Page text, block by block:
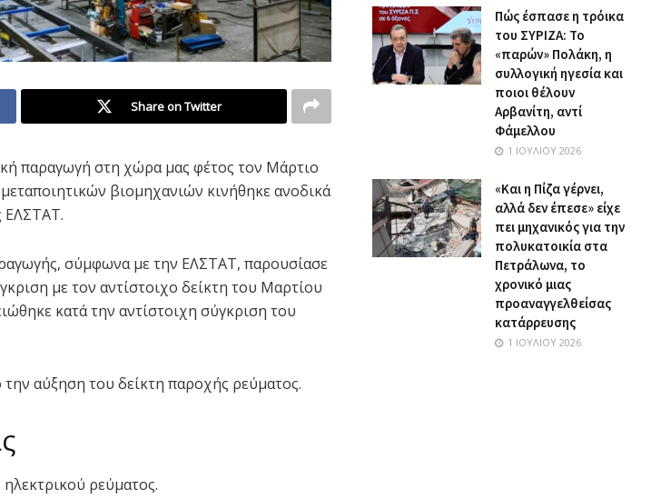
Share on Twitter
παραγωγή στη χώρα μας φέτος τον Μάρτιο
βιομηχανιών κινήθηκε ανοδικά
ΕΛΣΤΑΤ.
σύμφωνα με την ΕΛΣΤΑΤ, παρουσίασε
με τον αντίστοιχο δείκτη του Μαρτίου
κατά την αντίστοιχη σύγκριση του
αύξηση του δείκτη παροχής ρεύματος.
ρεύματος.
Πώς έσπασε η τρόικα
του ΣΥΡΙΖΑ: Το
«παρών» Πολάκη, η
συλλογική ηγεσία και
ποιοι θέλουν
Αρβανίτη, αντί
Φάμελλου
1 ΙΟΥΛΊΟΥ 2026
«Και η Πίζα γέρνει,
αλλά δεν έπεσε» είχε
πει μηχανικός για την
πολυκατοικία στα
Πετράλωνα, το
χρονικό μιας
προαναγγελθείσας
κατάρρευσης
1 ΙΟΥΛΊΟΥ 2026